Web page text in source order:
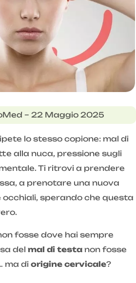
– 22 Maggio 2025
lo stesso copione: mal di
alla nuca, pressione sugli
Ti ritrovi a prendere
a prenotare una nuova
sperando che questa
fosse dove hai sempre
del mal di testa non fosse
ma di origine cervicale?